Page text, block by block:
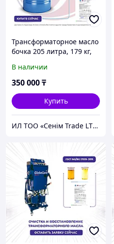
Трансформаторное масло
бочка 205 литра, 179 кг,
В наличии
350 000₸
Купить
ИЛ ТОО «Сенiм Trade LTD»